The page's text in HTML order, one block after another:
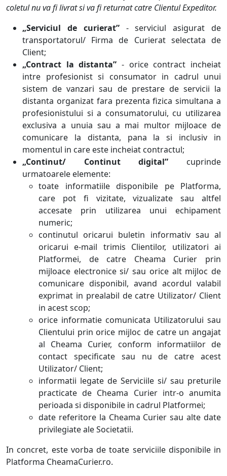
coletul nu va fi livrat si va fi returnat catre Clientul Expeditor.
„Serviciul de curierat”- serviciul asigurat de
transportatorul/ Firma de Curierat selectata de
Client;
„Contract la distanta” - orice contract incheiat
intre profesionist si consumator in cadrul unui
sistem de vanzari sau de prestare de servicii la
distanta organizat fara prezenta fizica simultana a
profesionistului si a consumatorului, cu utilizarea
exclusiva a unuia sau a mai multor mijloace de
comunicare la distanta, pana la si inclusiv in
momentul in care este incheiat contractul;
„Continut/ Continut digital” cuprinde
urmatoarele elemente:
toate informatiile disponibile pe Platforma,
care pot fi vizitate, vizualizate sau altfel
accesate prin utilizarea unui echipament
numeric;
continutul oricarui buletin informativ sau al
oricarui e-mail trimis Clientilor, utilizatori ai
Platformei, de catre Cheama Curier prin
mijloace electronice si/ sau orice alt mijloc de
comunicare disponibil, avand acordul valabil
exprimat in prealabil de catre Utilizator/ Client
in acest scop;
orice informatie comunicata Utilizatorului sau
Clientului prin orice mijloc de catre un angajat
al Cheama Curier, conform informatiilor de
contact specificate sau nu de catre acest
Utilizator/ Client;
informatii legate de Serviciile si/ sau preturile
practicate de Cheama Curier intr-o anumita
perioada si disponibile in cadrul Platformei;
date referitore la Cheama Curier sau alte date
privilegiate ale Societatii.
In concret, este vorba de toate serviciile disponibile in
Platforma CheamaCurier.ro.